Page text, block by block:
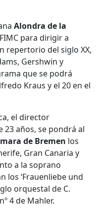
Alondra de la
para dirigir a
repertorio del siglo XX,
Gershwin y
que se podrá
Kraus y el 20 en el
el director
23 años, se pondrá al
de Bremen los
Gran Canaria y
a la soprano
los ‘Frauenliebe und
orquestal de C.
4 de Mahler.